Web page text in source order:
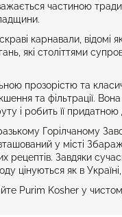
частиною
карнавали,
які століттями
прозорістю та
та фільтрації.
і робить її
Горілчаному
у місті
рецептів. Завдяки
цінуються як в
Purim Kosher у